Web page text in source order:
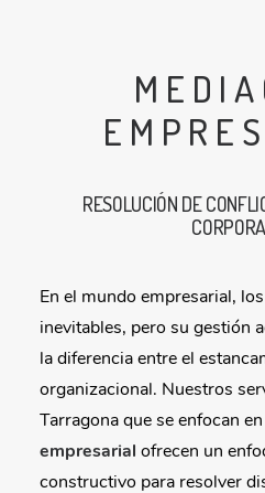
RESOLUCIÓN DE
En el mundo empresarial,
inevitables, pero su gestión
la diferencia entre el
organizacional. Nuestros
Tarragona que se enfocan
empresarial ofrecen un
constructivo para resolver